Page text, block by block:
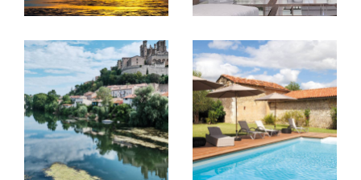
nces immobilières à Montblanc.
Vendre votre propriété avec David Immobilier signifie
bénéficier d'une visibilité optimale et d'un
accompagnement sur-mesure. Nous évaluons votre
bien à sa juste valeur pour garantir une vente rapide et
avantageuse, grâce à notre réseau étendu et nos
stratégies de marketing innovantes.
Location